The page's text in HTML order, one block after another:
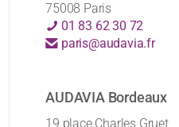
75008 Paris
01 83 62 30 72
paris@audavia.fr
AUDAVIA Bordeaux
19 place Charles Gruet